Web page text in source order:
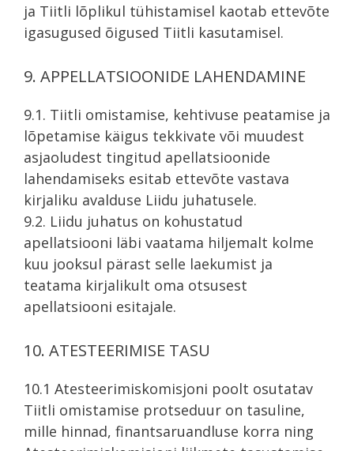
ja Tiitli lõplikul tühistamisel kaotab ettevõte
igasugused õigused Tiitli kasutamisel.
9. APPELLATSIOONIDE LAHENDAMINE
9.1. Tiitli omistamise, kehtivuse peatamise ja
lõpetamise käigus tekkivate või muudest
asjaoludest tingitud apellatsioonide
lahendamiseks esitab ettevõte vastava
kirjaliku avalduse Liidu juhatusele.
9.2. Liidu juhatus on kohustatud
apellatsiooni läbi vaatama hiljemalt kolme
kuu jooksul pärast selle laekumist ja
teatama kirjalikult oma otsusest
apellatsiooni esitajale.
10. ATESTEERIMISE TASU
10.1 Atesteerimiskomisjoni poolt osutatav
Tiitli omistamise protseduur on tasuline,
mille hinnad, finantsaruandluse korra ning